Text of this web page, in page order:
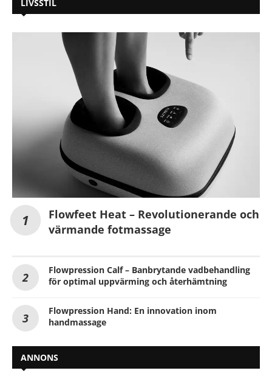
LIVSSTIL
Flowfeet Heat – Revolutionerande och
värmande fotmassage
Flowpression Calf – Banbrytande vadbehandling
för optimal uppvärming och återhämtning
Flowpression Hand: En innovation inom
handmassage
ANNONS